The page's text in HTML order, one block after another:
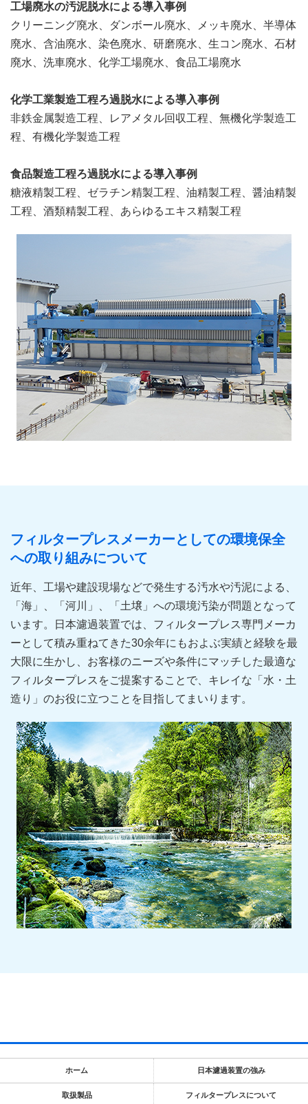
工場廃水の汚泥脱水による導入事例
クリーニング廃水、ダンボール廃水、メッキ廃水、半導体
廃水、含油廃水、染色廃水、研磨廃水、生コン廃水、石材
廃水、洗車廃水、化学工場廃水、食品工場廃水
化学工業製造工程ろ過脱水による導入事例
非鉄金属製造工程、レアメタル回収工程、無機化学製造工
程、有機化学製造工程
食品製造工程ろ過脱水による導入事例
糖液精製工程、ゼラチン精製工程、油精製工程、醤油精製
工程、酒類精製工程、あらゆるエキス精製工程
フィルタープレスメーカーとしての環境保全
への取り組みについて
近年、工場や建設現場などで発生する汚水や汚泥による、
「海」、「河川」、「土壌」への環境汚染が問題となって
います。日本濾過装置では、フィルタープレス専門メーカ
ーとして積み重ねてきた30余年にもおよぶ実績と経験を最
大限に生かし、お客様のニーズや条件にマッチした最適な
フィルタープレスをご提案することで、キレイな「水・土
造り」のお役に立つことを目指してまいります。
ホーム 日本濾過装置の強み
取扱製品 フィルタープレスについて